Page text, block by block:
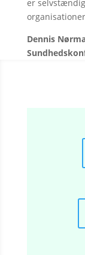
er
Dennis